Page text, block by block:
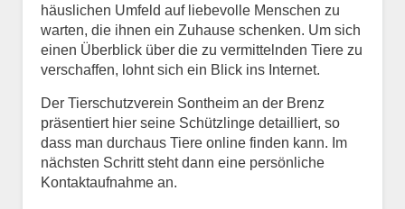
häuslichen Umfeld auf liebevolle Menschen zu
warten, die ihnen ein Zuhause schenken. Um sich
einen Überblick über die zu vermittelnden Tiere zu
verschaffen, lohnt sich ein Blick ins Internet.
Der Tierschutzverein Sontheim an der Brenz
präsentiert hier seine Schützlinge detailliert, so
dass man durchaus Tiere online finden kann. Im
nächsten Schritt steht dann eine persönliche
Kontaktaufnahme an.